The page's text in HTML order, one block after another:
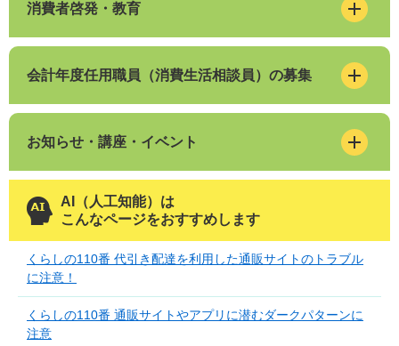
消費者啓発・教育
会計年度任用職員（消費生活相談員）の募集
お知らせ・講座・イベント
AI（人工知能）は
こんなページをおすすめします
くらしの110番 代引き配達を利用した通販サイトのトラブル
に注意！
くらしの110番 通販サイトやアプリに潜むダークパターンに
注意